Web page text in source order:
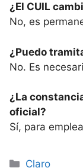
¿El CUIL
No, es
¿Puedo
No. Es
¿La
oficial?
Sí, para
Categorías
Claro